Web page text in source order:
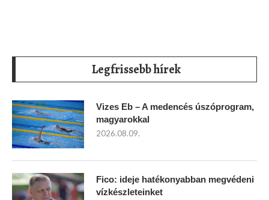
Legfrissebb hírek
Vizes Eb – A medencés úszóprogram,
magyarokkal
2026.08.09.
Fico: ideje hatékonyabban megvédeni
vízkészleteinket